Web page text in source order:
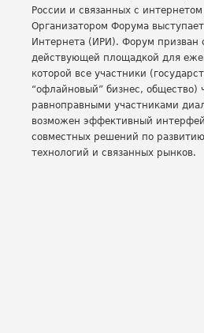
России и связанных с
Организатором Форума
Интернета (ИРИ). Форум призван
действующей площадкой для
которой все участники
“офлайновый” бизнес, общество)
равноправными участниками
возможен эффективный
совместных решений по
технологий и связанных рынков.